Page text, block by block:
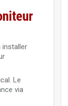
installer
Le
via